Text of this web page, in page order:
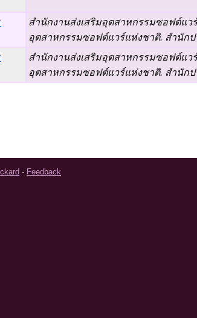
สำนักงานส่งเสริมอุตสาหกรรมซอฟต์แ
อุตสาหกรรมซอฟต์แวร์แห่งชาติ. สำนัก
สำนักงานส่งเสริมอุตสาหกรรมซอฟต์แ
อุตสาหกรรมซอฟต์แวร์แห่งชาติ. สำนัก
- Feedback